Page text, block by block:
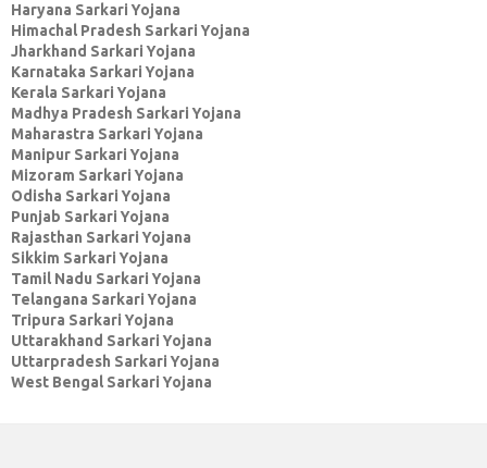
Haryana Sarkari Yojana
Himachal Pradesh Sarkari Yojana
Jharkhand Sarkari Yojana
Karnataka Sarkari Yojana
Kerala Sarkari Yojana
Madhya Pradesh Sarkari Yojana
Maharastra Sarkari Yojana
Manipur Sarkari Yojana
Mizoram Sarkari Yojana
Odisha Sarkari Yojana
Punjab Sarkari Yojana
Rajasthan Sarkari Yojana
Sikkim Sarkari Yojana
Tamil Nadu Sarkari Yojana
Telangana Sarkari Yojana
Tripura Sarkari Yojana
Uttarakhand Sarkari Yojana
Uttarpradesh Sarkari Yojana
West Bengal Sarkari Yojana